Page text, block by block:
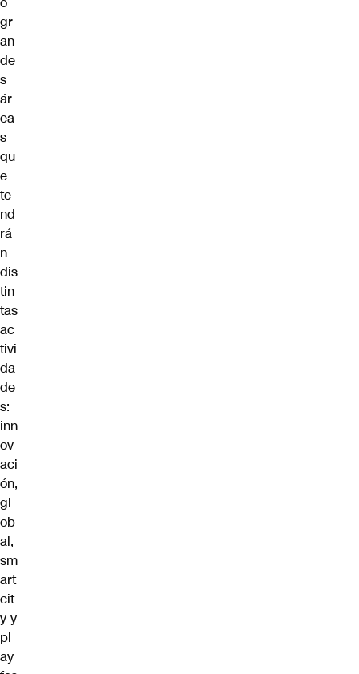
gr
an
de
s
ár
ea
s
qu
e
te
nd
rá
n
dis
tin
tas
ac
tivi
da
de
s:
inn
ov
aci
ón,
gl
ob
al,
sm
art
cit
y y
pl
ay